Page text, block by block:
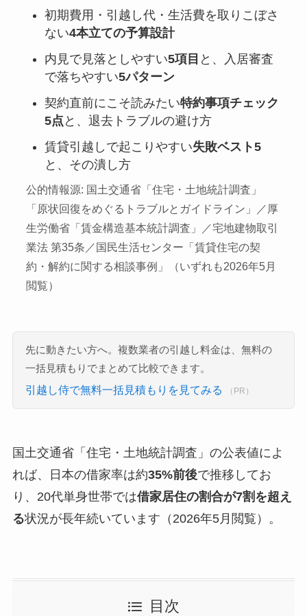
初期費用・引越し代・生活費を取りこぼさ
ない4本立ての予算設計
内見で見落としやすい5項目 と、入居審査
で落ちやすい5パターン
契約直前にこそ読みたい特約事項チェック
5点 と、退去トラブルの避け方
賃貸引越しで起こりやすい失敗ベスト5
と、その潰し方
公的情報源: 国土交通省「住宅・土地統計調査」
「原状回復をめぐるトラブルとガイドライン」／厚
生労働省「賃金構造基本統計調査」／宅地建物取引
業法 第35条／国民生活センター「賃貸住宅の契
約・解約に関する相談事例」（いずれも2026年5月
閲覧）
先に動きたい方へ。複数業者の引越し料金は、無料の
一括見積もりでまとめて比較できます。
引越し侍で無料一括見積もりを見てみる （PR）
国土交通省「住宅・土地統計調査」の公表値によ
れば、日本の借家率は約35%前後で推移してお
り、20代単身世帯では借家居住の割合が7割を超え
る状況が長年続いています（2026年5月閲覧）。
目次